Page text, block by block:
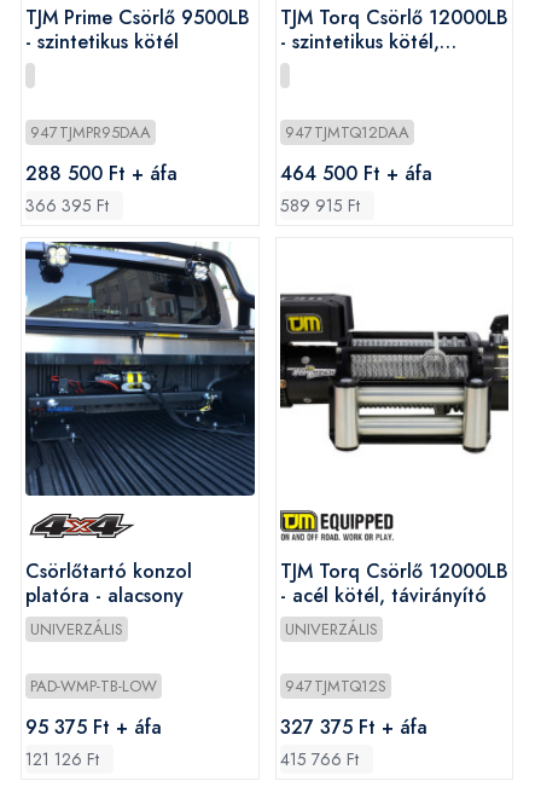
TJM Prime Csörlő 9500LB
- szintetikus kötél
947TJMPR95DAA
288 500 Ft + áfa
366 395 Ft
TJM Torq Csörlő 12000LB
- szintetikus kötél,
távirányító
947TJMTQ12DAA
464 500 Ft + áfa
589 915 Ft
Csörlőtartó konzol
platóra - alacsony
UNIVERZÁLIS
PAD-WMP-TB-LOW
95 375 Ft + áfa
121 126 Ft
TJM Torq Csörlő 12000LB
- acél kötél, távirányító
UNIVERZÁLIS
947TJMTQ12S
327 375 Ft + áfa
415 766 Ft